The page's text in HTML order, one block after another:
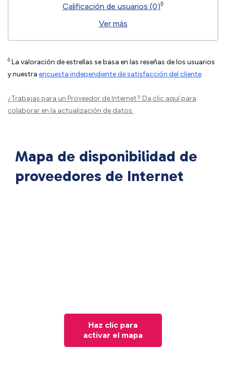
Calificación de usuarios (0)◊
Ver más
◊ La valoración de estrellas se basa en las reseñas de los usuarios
y nuestra encuesta independiente de satisfacción del cliente.
¿Trabajas para un Proveedor de Internet? Da clic aquípara
colaborar en la actualización de datos.
Mapa de disponibilidad de
proveedores de Internet
Haz clic para
activar el mapa